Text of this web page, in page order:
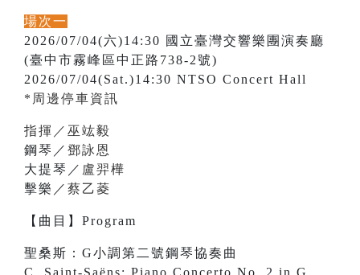
場次一
2026/07/04(六)14:30 國立臺灣交響樂團演奏廳
(臺中市霧峰區中正路738-2號)
2026/07/04(Sat.)14:30 NTSO Concert Hall
*周邊停車資訊
指揮／巫竑毅
鋼琴／ 鄧詠恩
大提琴／ 盧羿樺
擊樂／ 蔡乙菱
【曲目】Program
聖桑斯：G小調第二號鋼琴協奏曲